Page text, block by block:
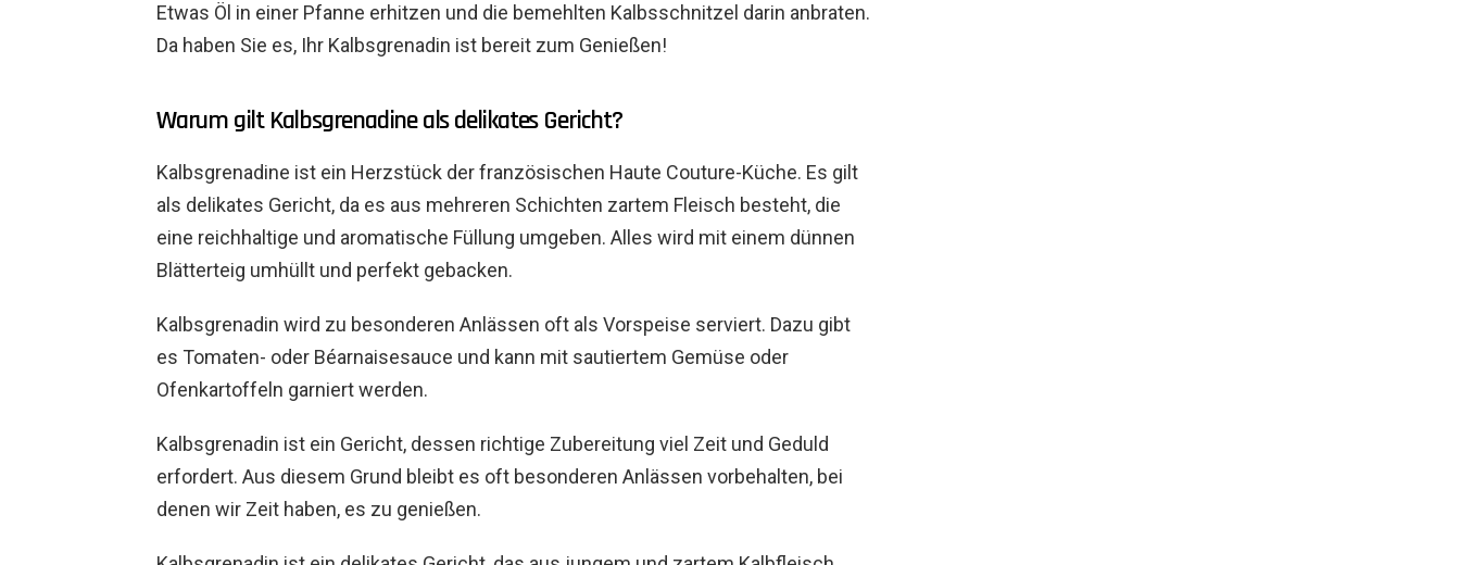
Etwas Öl in einer Pfanne erhitzen und die bemehlten Kalbsschnitzel darin anbraten.
Da haben Sie es, Ihr Kalbsgrenadin ist bereit zum Genießen!
Warum gilt Kalbsgrenadine als delikates Gericht?
Kalbsgrenadine ist ein Herzstück der französischen Haute Couture-Küche. Es gilt
als delikates Gericht, da es aus mehreren Schichten zartem Fleisch besteht, die
eine reichhaltige und aromatische Füllung umgeben. Alles wird mit einem dünnen
Blätterteig umhüllt und perfekt gebacken.
Kalbsgrenadin wird zu besonderen Anlässen oft als Vorspeise serviert. Dazu gibt
es Tomaten- oder Béarnaisesauce und kann mit sautiertem Gemüse oder
Ofenkartoffeln garniert werden.
Kalbsgrenadin ist ein Gericht, dessen richtige Zubereitung viel Zeit und Geduld
erfordert. Aus diesem Grund bleibt es oft besonderen Anlässen vorbehalten, bei
denen wir Zeit haben, es zu genießen.